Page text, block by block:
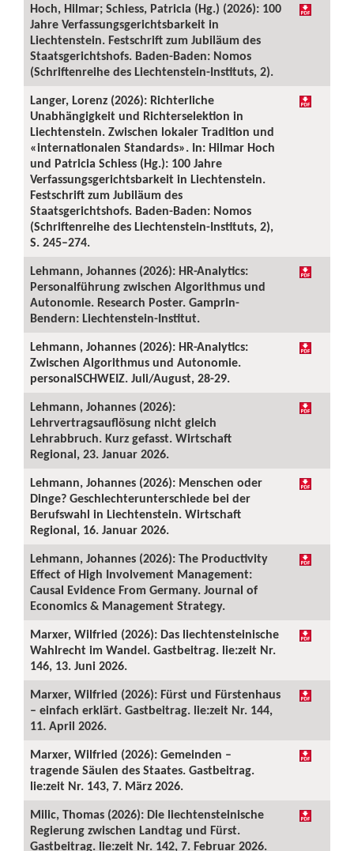
Hoch, Hilmar; Schiess, Patricia (Hg.) (2026): 100
Jahre Verfassungsgerichtsbarkeit in
Liechtenstein. Festschrift zum Jubiläum des
Staatsgerichtshofs. Baden-Baden: Nomos
(Schriftenreihe des Liechtenstein-Instituts, 2).
Langer, Lorenz (2026): Richterliche
Unabhängigkeit und Richterselektion in
Liechtenstein. Zwischen lokaler Tradition und
«internationalen Standards». In: Hilmar Hoch
und Patricia Schiess (Hg.): 100 Jahre
Verfassungsgerichtsbarkeit in Liechtenstein.
Festschrift zum Jubiläum des
Staatsgerichtshofs. Baden-Baden: Nomos
(Schriftenreihe des Liechtenstein-Instituts, 2),
S. 245–274.
Lehmann, Johannes (2026): HR-Analytics:
Personalführung zwischen Algorithmus und
Autonomie. Research Poster. Gamprin-
Bendern: Liechtenstein-Institut.
Lehmann, Johannes (2026): HR-Analytics:
Zwischen Algorithmus und Autonomie.
personalSCHWEIZ. Juli/August, 28-29.
Lehmann, Johannes (2026):
Lehrvertragsauflösung nicht gleich
Lehrabbruch. Kurz gefasst. Wirtschaft
Regional, 23. Januar 2026.
Lehmann, Johannes (2026): Menschen oder
Dinge? Geschlechterunterschiede bei der
Berufswahl in Liechtenstein. Wirtschaft
Regional, 16. Januar 2026.
Lehmann, Johannes (2026): The Productivity
Effect of High Involvement Management:
Causal Evidence From Germany. Journal of
Economics & Management Strategy.
Marxer, Wilfried (2026): Das liechtensteinische
Wahlrecht im Wandel. Gastbeitrag. lie:zeit Nr.
146, 13. Juni 2026.
Marxer, Wilfried (2026): Fürst und Fürstenhaus
– einfach erklärt. Gastbeitrag. lie:zeit Nr. 144,
11. April 2026.
Marxer, Wilfried (2026): Gemeinden –
tragende Säulen des Staates. Gastbeitrag.
lie:zeit Nr. 143, 7. März 2026.
Milic, Thomas (2026): Die liechtensteinische
Regierung zwischen Landtag und Fürst.
Gastbeitrag. lie:zeit Nr. 142, 7. Februar 2026.